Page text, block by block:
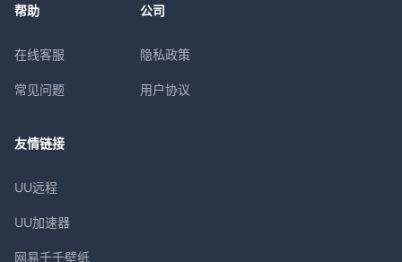
帮助
在线客服
常见问题
公司
隐私政策
用户协议
友情链接
UU远程
UU加速器
网易千千壁纸